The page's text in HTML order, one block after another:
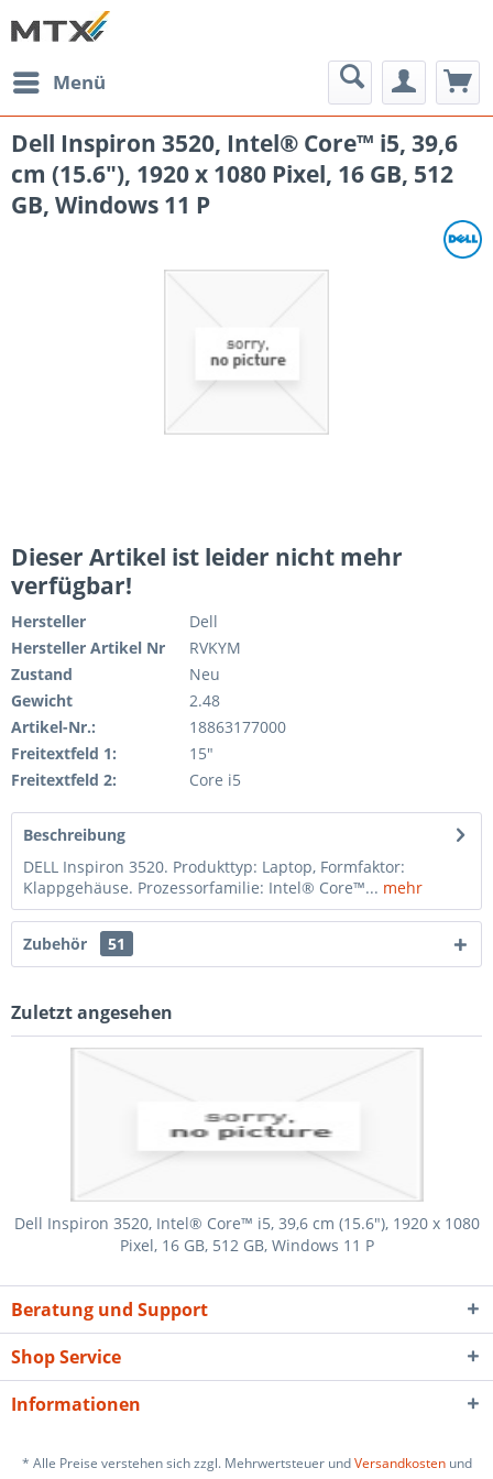
Menü
Dell Inspiron 3520, Intel® Core™ i5, 39,6
cm (15.6"), 1920 x 1080 Pixel, 16 GB, 512
GB, Windows 11 P
Dieser Artikel ist leider nicht mehr
verfügbar!
Hersteller
Dell
Hersteller Artikel Nr
RVKYM
Zustand
Neu
Gewicht
2.48
Artikel-Nr.:
18863177000
Freitextfeld 1:
15"
Freitextfeld 2:
Core i5
Beschreibung
DELL Inspiron 3520. Produkttyp: Laptop, Formfaktor:
Klappgehäuse. Prozessorfamilie: Intel® Core™... mehr
Zubehör 51
Zuletzt angesehen
Dell Inspiron 3520, Intel® Core™ i5, 39,6 cm (15.6"), 1920 x 1080
Pixel, 16 GB, 512 GB, Windows 11 P
Beratung und Support
Shop Service
Informationen
* Alle Preise verstehen sich zzgl. Mehrwertsteuer undVersandkostenund